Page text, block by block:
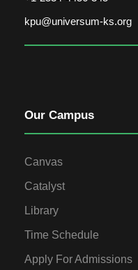
kpu@universum-ks.org
Our Campus
Canvas
Catalyst
Library
Time Schedule
Apply For Admissions